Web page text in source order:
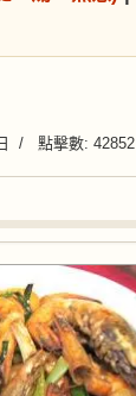
點擊數: 42852